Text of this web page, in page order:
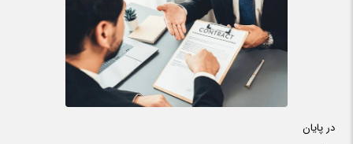
در پایان